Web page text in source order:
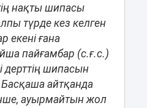
нақты шипасы
түрде кез келген
екені ғана
пайғамбар (с.ғ.с.)
дерттің шипасын
айтқанда
ауырмайтын жол